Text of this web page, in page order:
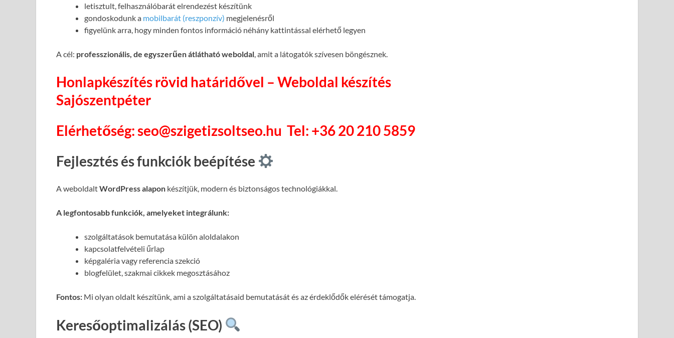
letisztult, felhasználóbarát elrendezést készítünk
gondoskodunk a mobilbarát (reszponzív) megjelenésről
figyelünk arra, hogy minden fontos információ néhány kattintással elérhető legyen
A cél: professzionális, de egyszerűen átlátható weboldal , amit a látogatók szívesen böngésznek.
Honlapkészítés rövid határidővel – Weboldal készítés
Sajószentpéter
Elérhetőség: seo@szigetizsoltseo.hu Tel: +36 20 210 5859
Fejlesztés és funkciók beépítése
A weboldaltWordPress alapon készítjük, modern és biztonságos technológiákkal.
A legfontosabb funkciók, amelyeket integrálunk:
szolgáltatások bemutatása külön aloldalakon
kapcsolatfelvételi űrlap
képgaléria vagy referencia szekció
blogfelület, szakmai cikkek megosztásához
Fontos: Mi olyan oldalt készítünk, ami a szolgáltatásaid bemutatását és az érdeklődők elérését támogatja.
Keresőoptimalizálás (SEO)